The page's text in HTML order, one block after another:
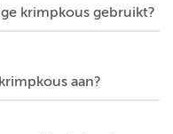
krimpkous gebruikt?
aan?